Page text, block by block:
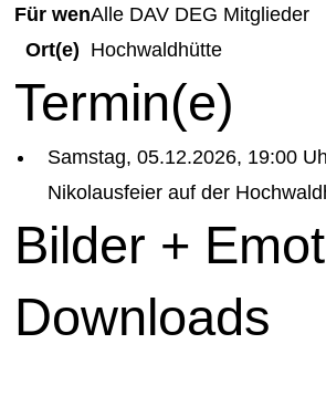
Für wenAlle DAV DEG Mitglieder
Ort(e) Hochwaldhütte
Termin(e)
Samstag, 05.12.2026, 19:00
Nikolausfeier auf der
Bilder +
Downloads